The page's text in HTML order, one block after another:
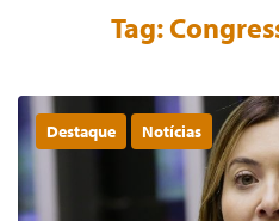
Tag:
Destaque Notícias